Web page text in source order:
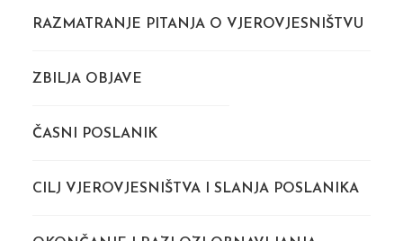
RAZMATRANJE PITANJA O VJEROVJESNIŠTVU
ZBILJA OBJAVE
ČASNI POSLANIK
CILJ VJEROVJESNIŠTVA I SLANJA POSLANIKA